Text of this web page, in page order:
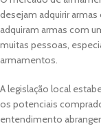
desejam adquirir
adquiram armas com
muitas pessoas,
armamentos.
A legislação local
os potenciais
entendimento